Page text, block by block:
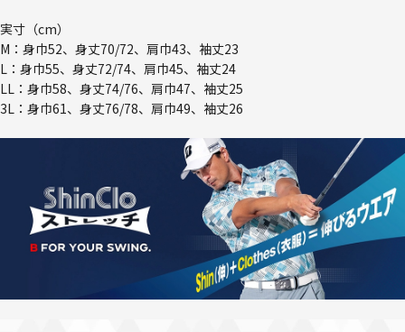
実寸（cm）
M：身巾52、身丈70/72、肩巾43、袖丈23
L：身巾55、身丈72/74、肩巾45、袖丈24
LL：身巾58、身丈74/76、肩巾47、袖丈25
3L：身巾61、身丈76/78、肩巾49、袖丈26